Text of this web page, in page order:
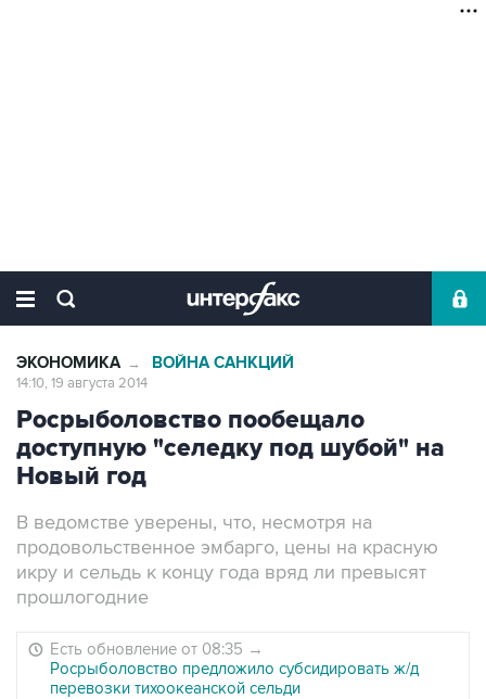
ЭКОНОМИКА → ВОЙНА САНКЦИЙ
14:10, 19 августа 2014
Росрыболовство пообещало
доступную "селедку под шубой" на
Новый год
В ведомстве уверены, что, несмотря на
продовольственное эмбарго, цены на красную
икру и сельдь к концу года вряд ли превысят
прошлогодние
Есть обновление от 08:35 →
Росрыболовство предложило субсидировать ж/д
перевозки тихоокеанской сельди